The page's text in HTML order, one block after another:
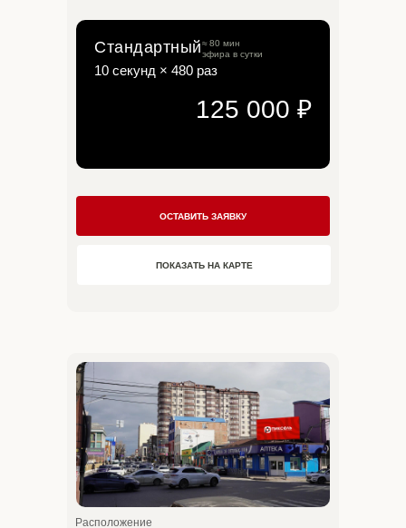
ПОКАЗАТЬ НА КАРТЕ
ОСТАВИТЬ ЗАЯВКУ
Стандартный≈ 80 мин
эфира в сутки
10 секунд × 480 раз
125 000 ₽
Расположение
Расширенный